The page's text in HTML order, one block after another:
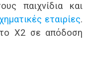
παιχνίδια και
εταιρίες.
το Χ2 σε απόδοση